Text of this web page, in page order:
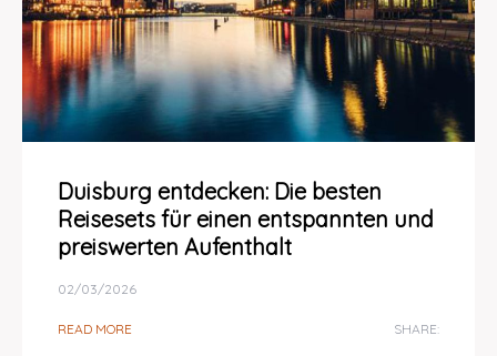
Duisburg entdecken: Die besten
Reisesets für einen entspannten und
preiswerten Aufenthalt
02/03/2026
READ MORE SHARE: